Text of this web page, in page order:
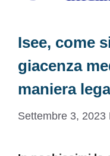
Isee, come
giacenza
maniera
Settembre 3, 2023